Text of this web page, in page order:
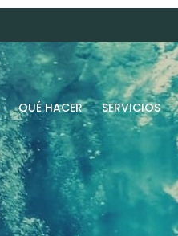
QUÉ HACER SERVICIOS